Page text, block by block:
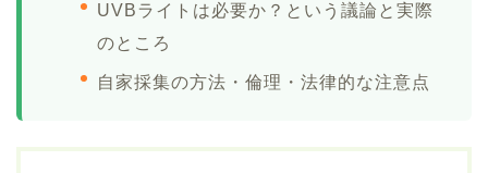
UVBライトは必要か？という議論と実際
のところ
自家採集の方法・倫理・法律的な注意点